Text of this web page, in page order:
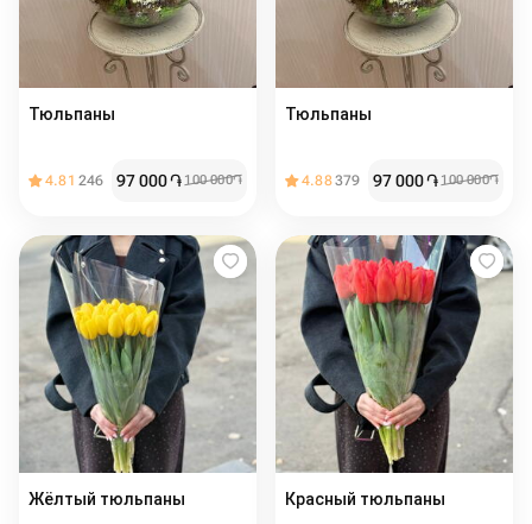
Тюльпаны
4.81 246 97 000֏ 100 000֏
Тюльпаны
4.88379 97 000֏ 100 000֏
Жёлтый тюльпаны Красный тюльпаны